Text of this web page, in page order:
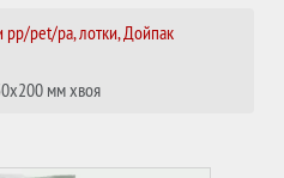
pp/pet/pa, лотки, Дойпак
мм хвоя